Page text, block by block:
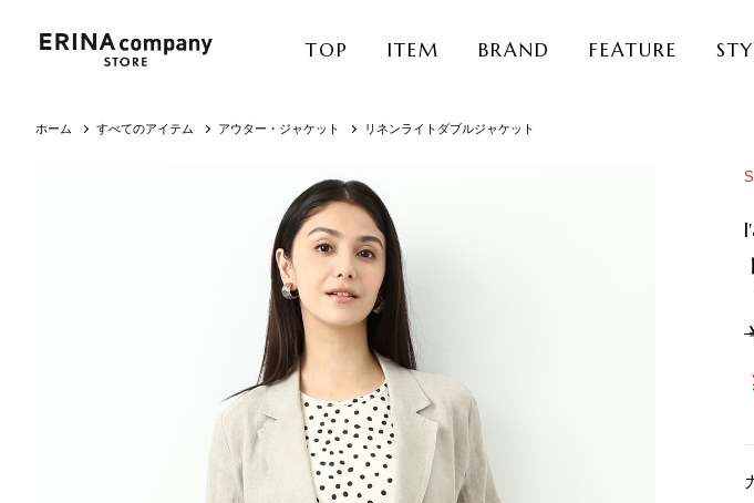
TOP ITEM BRAND FEATURE
ホーム すべてのアイテム アウター・ジャケット リネンライトダブルジャケット